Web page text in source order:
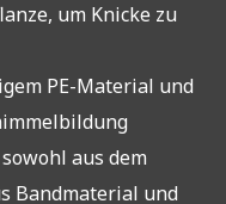
um Knicke zu
PE-Material und
aus dem
Bandmaterial und